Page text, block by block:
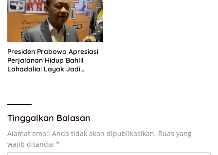
Presiden Prabowo Apresiasi
Perjalanan Hidup Bahlil
Lahadalia: Layak Jadi
Tinggalkan Balasan
Alamat email Anda tidak akan dipublikasikan. Ruas yang
wajib ditandai *